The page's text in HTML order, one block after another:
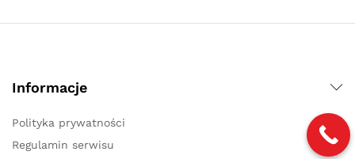
Informacje
Polityka prywatności
Regulamin serwisu